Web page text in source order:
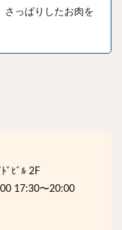
さっぱりしたお肉を
ﾞﾋﾞﾙ 2F
17:30〜20:00